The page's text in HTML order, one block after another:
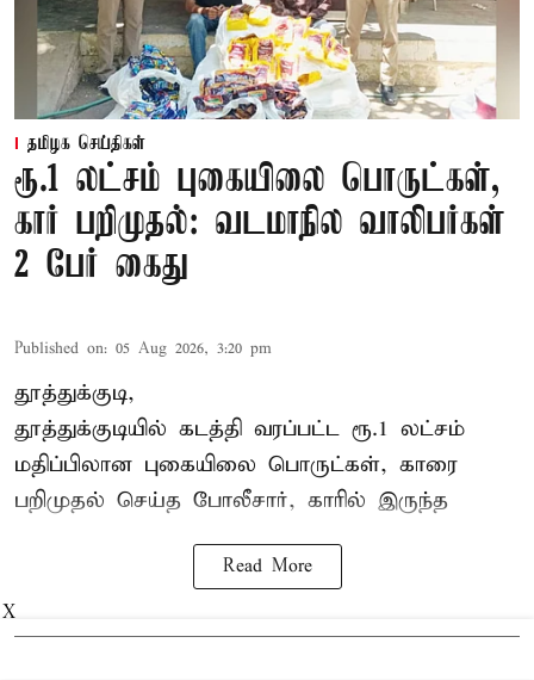
தமிழக செய்திகள்
ரூ.1 லட்சம் புகையிலை பொருட்கள்,
கார் பறிமுதல்: வடமாநில வாலிபர்கள்
2 பேர் கைது
Published on: 05 Aug 2026, 3:20 pm
தூத்துக்குடி,
தூத்துக்குடியில் கடத்தி வரப்பட்ட ரூ.1 லட்சம்
மதிப்பிலான புகையிலை பொருட்கள், காரை
பறிமுதல் செய்த போலீசார், காரில் இருந்த
Read More
X